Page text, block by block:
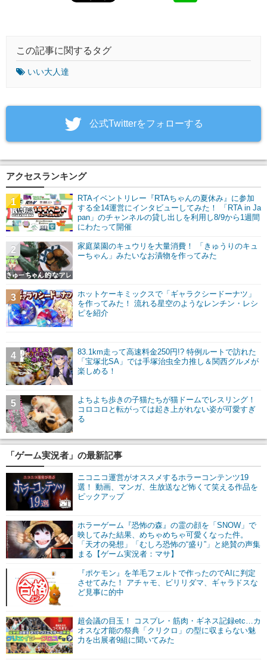
この記事に関するタグ
いい大人達
‎公式Twitterをフォローする
アクセスランキング
RTAイベントリレー『RTAちゃんの夏休み』に参加
する全14運営にインタビューしてみた！ 「RTA in Ja
pan」のチャンネルの貸し出しを利用し8/9から1週間
にわたって開催
1
家庭菜園のキュウリを大量消費！ 「きゅうりのキュ
ーちゃん」みたいなお漬物を作ってみた
2
ホットケーキミックスで「ギャラクシードーナツ」
を作ってみた！ 流れる星空のようなレンチン・レシ
ピを紹介
3
83.1km走って高速料金250円!? 特例ルートで訪れた
「宝塚北SA」では手塚治虫全力推し＆関西グルメが
楽しめる！
4
よちよち歩きの子猫たちが猫ドームでレスリング！
コロコロと転がっては起き上がれない姿が可愛すぎ
る
5
「ゲーム実況者」の最新記事
ニコニコ運営がオススメするホラーコンテンツ19
選！ 動画、マンガ、生放送など怖くて笑える作品を
ピックアップ
ホラーゲーム『恐怖の森』の霊の顔を「SNOW」で
映してみた結果、めちゃめちゃ可愛くなった件。
「天才の発想」「むしろ恐怖の“盛り”」と絶賛の声集
まる【ゲーム実況者：マサ】
『ポケモン』を羊毛フェルトで作ったのでAIに判定
させてみた！ アチャモ、ビリリダマ、ギャラドスな
ど見事に的中
超会議の目玉！ コスプレ・筋肉・ギネス記録etc…カ
オスな才能の祭典「クリクロ」の型に収まらない魅
力を出展者9組に聞いてみた